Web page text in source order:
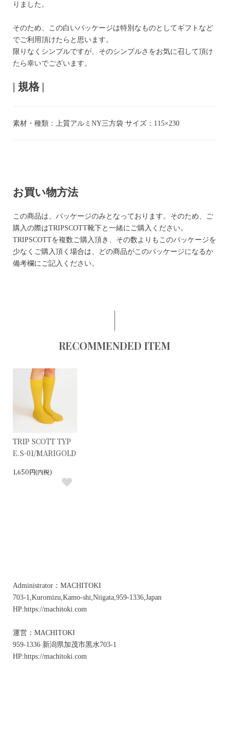
りました。
そのため、この白いパッケージは特別なものとしてギフトなど
でご利用頂けたらと思います。
限りなくシンプルですが、そのシンプルさをお気に召して頂け
たら幸いでございます。
| 規格 |
素材・種類：上質アルミNY三方袋 サイズ：115×230
お買い物方法
この商品は、パッケージのみとなっております。そのため、ご
購入の際はTRIPSCOTT靴下と一緒にご購入ください。
TRIPSCOTTを複数ご購入頂き、その数よりもこのパッケージを
少なくご購入頂く場合は、どの商品がこのパッケージになるか
備考欄にご記入ください。
RECOMMENDED ITEM
TRIP SCOTT TYP
E.S-01/MARIGOLD
1,650円(内税)
Administrator：MACHITOKI
703-1,Kuromizu,Kamo-shi,Niigata,959-1336,Japan
HP:https://machitoki.com
運営：MACHITOKI
959-1336 新潟県加茂市黒水703-1
HP:https://machitoki.com